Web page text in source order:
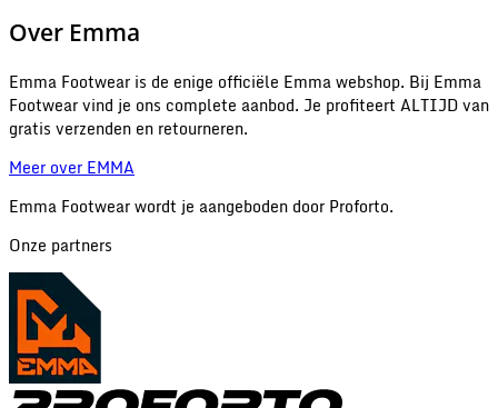
Over Emma
Emma Footwear is de enige officiële Emma webshop. Bij Emma
Footwear vind je ons complete aanbod. Je profiteert ALTIJD van
gratis verzenden en retourneren.
Meer over EMMA
Emma Footwear wordt je aangeboden door Proforto.
Onze partners